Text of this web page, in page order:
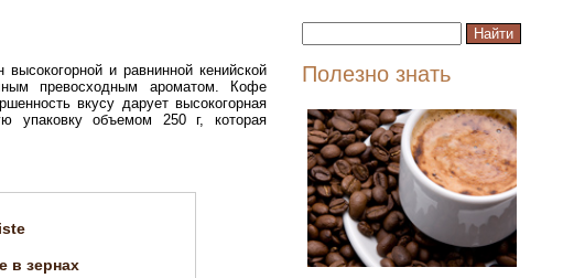
и равнинной кенийской
превосходным ароматом. Кофе
вкусу дарует высокогорная
упаковку объемом 250 г, которая
в зернах
Полезно знать